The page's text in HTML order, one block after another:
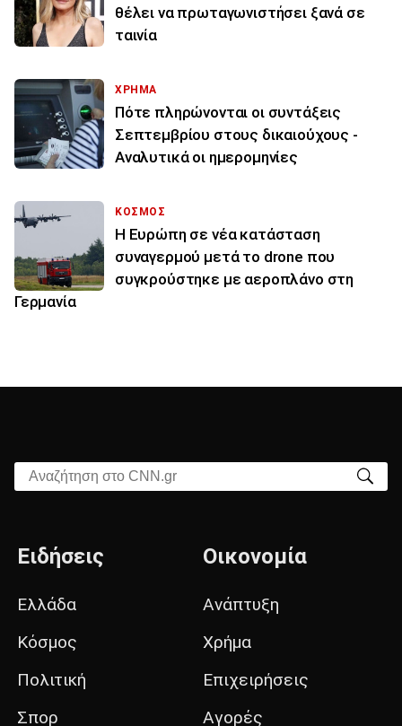
θέλει να πρωταγωνιστήσει ξανά σε
ταινία
ΧΡΗΜΑ
Πότε πληρώνονται οι συντάξεις
Σεπτεμβρίου στους δικαιούχους -
Αναλυτικά οι ημερομηνίες
ΚΟΣΜΟΣ
Η Ευρώπη σε νέα κατάσταση
συναγερμού μετά το drone που
συγκρούστηκε με αεροπλάνο στη
Γερμανία
Αναζήτηση στο CNN.gr
Ειδήσεις
Ελλάδα
Κόσμος
Πολιτική
Σπορ
Οικονομία
Ανάπτυξη
Χρήμα
Επιχειρήσεις
Αγορές